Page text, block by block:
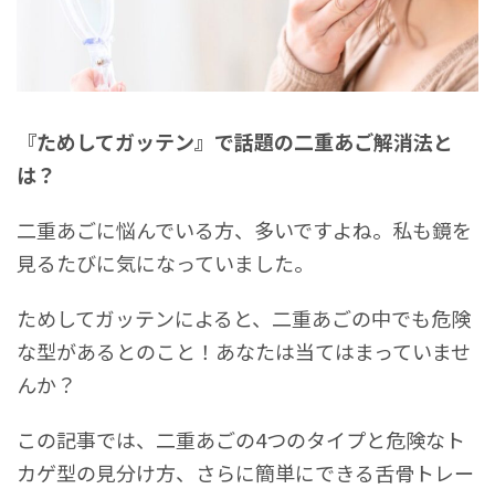
『ためしてガッテン』で話題の二重あご解消法と
は？
二重あごに悩んでいる方、多いですよね。私も鏡を
見るたびに気になっていました。
ためしてガッテンによると、二重あごの中でも危険
な型があるとのこと！あなたは当てはまっていませ
んか？
この記事では、二重あごの4つのタイプと危険なト
カゲ型の見分け方、さらに簡単にできる舌骨トレー